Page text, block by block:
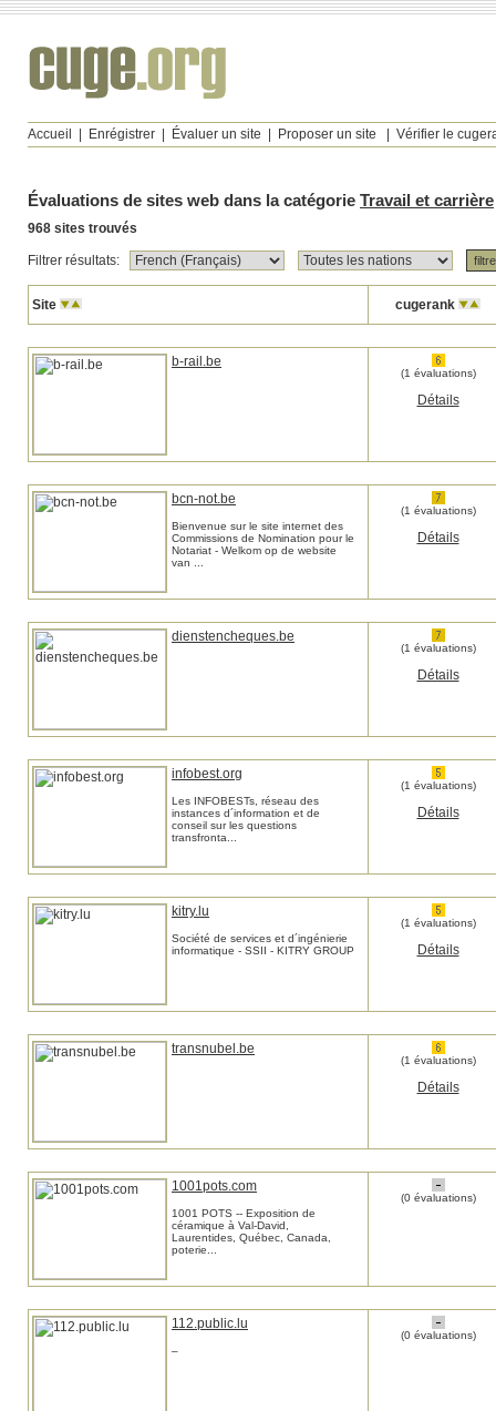
Accueil Enrégistrer Évaluer un site Proposer un site Vérifier le
Évaluations de sites web dans la catégorie Travail et carrière
968 sites trouvés
Filtrer résultats:
Site cugerank
b-rail.be
(1 évaluations)
Détails
bcn-not.be
Bienvenue sur le site internet des
Commissions de Nomination pour le
Notariat - Welkom op de website
van ...
(1 évaluations)
Détails
dienstencheques.be
(1 évaluations)
Détails
infobest.org
Les INFOBESTs, réseau des
instances d´information et de
conseil sur les questions
transfronta...
(1 évaluations)
Détails
kitry.lu
Société de services et d´ingénierie
informatique - SSII - KITRY GROUP
(1 évaluations)
Détails
transnubel.be
(1 évaluations)
Détails
1001pots.com
1001 POTS -- Exposition de
céramique à Val-David,
Laurentides, Québec, Canada,
poterie...
(0 évaluations)
112.public.lu
–
(0 évaluations)